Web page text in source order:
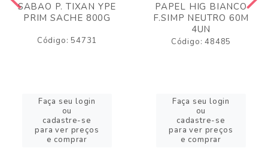
SABAO P. TIXAN YPE
PRIM SACHE 800G
Código: 54731
Faça seu login
ou
cadastre-se
para ver preços
e comprar
PAPEL HIG BIANCO
F.SIMP NEUTRO 60M
4UN
Código: 48485
Faça seu login
ou
cadastre-se
para ver preços
e comprar